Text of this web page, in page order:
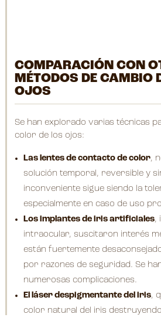
COMPARACIÓN CON
MÉTODOS DE CAMBIO
OJOS
Se han explorado varias técnicas
color de los ojos:
Las lentes de contacto de color,
solución temporal, reversible y
inconveniente sigue siendo la
especialmente en caso de uso
Los implantes de iris artificiales,
intraocular, suscitaron interés
están fuertemente
por razones de seguridad. Se
numerosas complicaciones.
El láser despigmentante del iris,
color natural del iris destruyendo